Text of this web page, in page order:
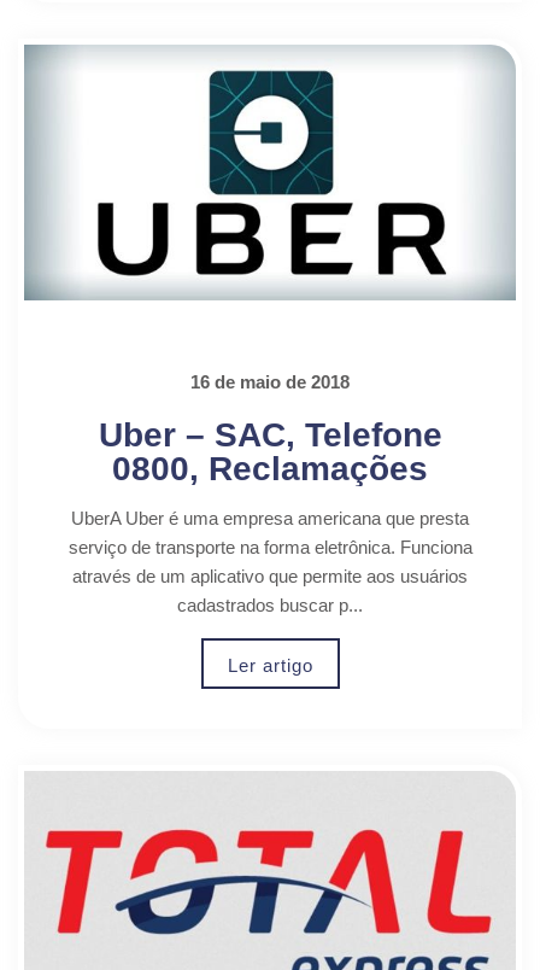
16 de maio de 2018
Uber – SAC, Telefone
0800, Reclamações
UberA Uber é uma empresa americana que presta
serviço de transporte na forma eletrônica. Funciona
através de um aplicativo que permite aos usuários
cadastrados buscar p...
Ler artigo